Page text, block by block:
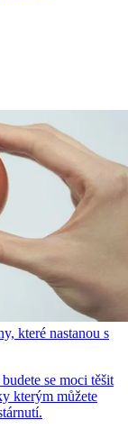
které nastanou s
se moci těšit
kterým můžete